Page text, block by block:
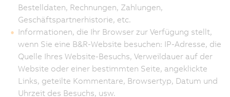
Bestelldaten, Rechnungen, Zahlungen,
Geschäftspartnerhistorie, etc.
Informationen, die Ihr Browser zur Verfügung stellt,
wenn Sie eine B&R-Website besuchen: IP-Adresse, die
Quelle Ihres Website-Besuchs, Verweildauer auf der
Website oder einer bestimmten Seite, angeklickte
Links, geteilte Kommentare, Browsertyp, Datum und
Uhrzeit des Besuchs, usw.